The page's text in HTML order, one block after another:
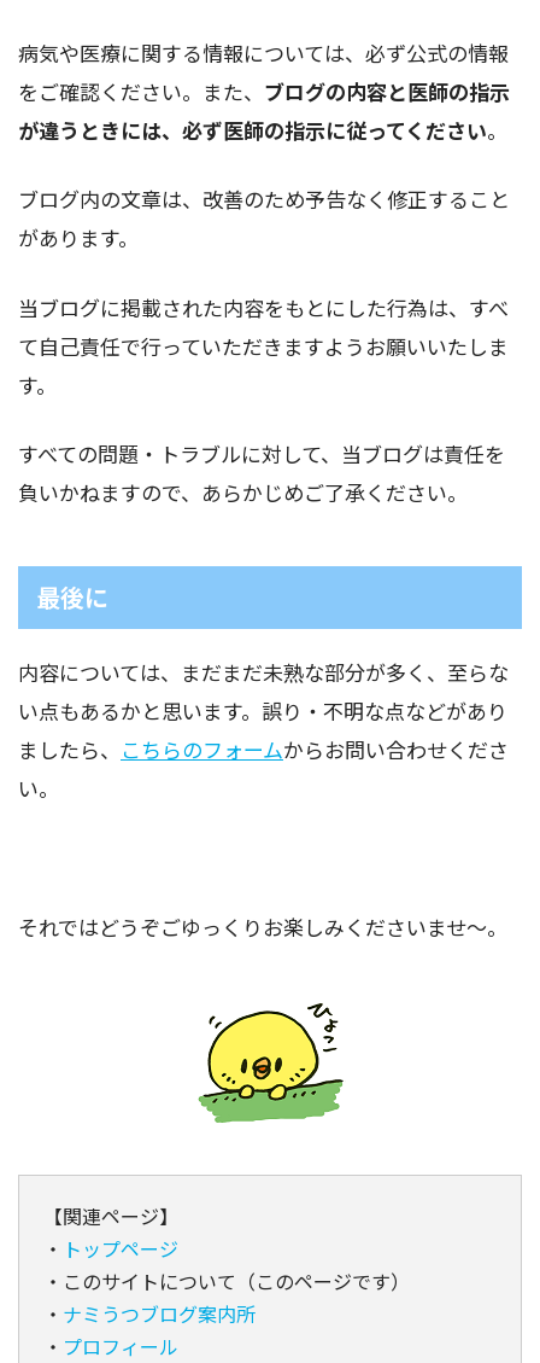
病気や医療に関する情報については、必ず公式の情報
をご確認ください。また、 ブログの内容と医師の指示
が違うときには、必ず医師の指示に従ってください。
ブログ内の文章は、改善のため予告なく修正すること
があります。
当ブログに掲載された内容をもとにした行為は、すべ
て自己責任で行っていただきますようお願いいたしま
す。
すべての問題・トラブルに対して、当ブログは責任を
負いかねますので、あらかじめご了承ください。
最後に
内容については、まだまだ未熟な部分が多く、至らな
い点もあるかと思います。誤り・不明な点などがあり
ましたら、 こちらのフォームからお問い合わせくださ
い。
それではどうぞごゆっくりお楽しみくださいませ～。
【関連ページ】
・ トップページ
・このサイトについて（このページです）
・ ナミうつブログ案内所
・ プロフィール